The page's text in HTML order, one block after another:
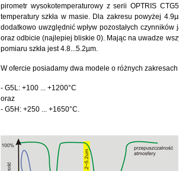
pirometr wysokotemperaturowy z serii OPTRIS
temperatury szkła w masie. Dla zakresu powyżej
dodatkowo uwzględnić wpływ pozostałych
oraz odbicie (najlepiej bliskie 0). Mając na uwadze
pomiaru szkła jest 4.8...5.2µm.
W ofercie posiadamy dwa modele o różnych
- G5L: +100 ... +1200°C
oraz
- G5H: +250 ... +1650°C.